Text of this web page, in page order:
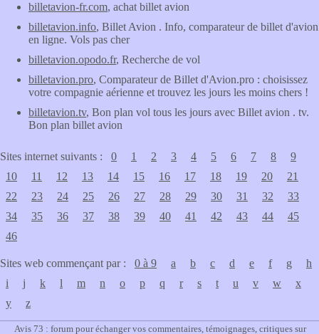
billetavion-fr.com, achat billet avion
billetavion.info, Billet Avion . Info, comparateur de billet d'avion
en ligne. Vols pas cher
billetavion.opodo.fr, Recherche de vol
billetavion.pro, Comparateur de Billet d'Avion.pro : choisissez
votre compagnie aérienne et trouvez les jours les moins chers !
billetavion.tv, Bon plan vol tous les jours avec Billet avion . tv.
Bon plan billet avion
Sites internet suivants : 0 1 2 3 4 5 6 7 8
9
10
11 12 13 14 15 16 17 18 19 20
21
22
23 24 25 26 27 28 29 30 31 32
33
34
35 36 37 38 39 40 41 42 43 44
45
46
Sites web commençant par : 0 à 9 a b c d e f g
h
i
j k l m n o p q r s t u v w
x
y
z
Avis 73 : forum pour échanger vos commentaires, témoignages, critiques sur